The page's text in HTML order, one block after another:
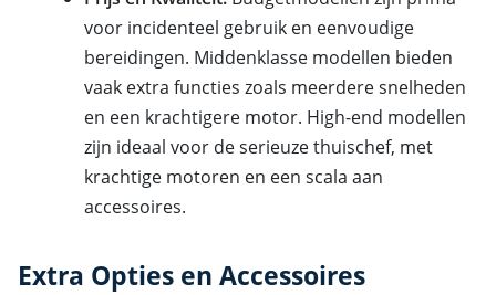
voor incidenteel gebruik en eenvoudige
bereidingen. Middenklasse modellen bieden
vaak extra functies zoals meerdere snelheden
en een krachtigere motor. High-end modellen
zijn ideaal voor de serieuze thuischef, met
krachtige motoren en een scala aan
accessoires.
Extra Opties en Accessoires